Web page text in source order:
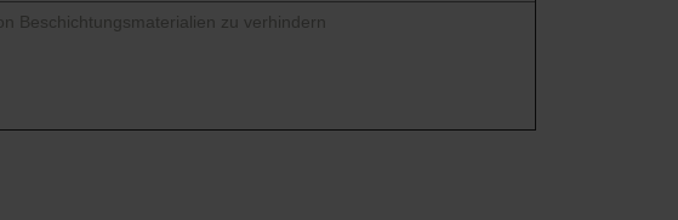
Beschichtungsmaterialien zu verhindern